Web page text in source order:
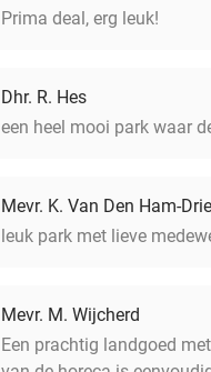
Prima deal, erg leuk!
Dhr. R. Hes
een heel mooi park waar
Mevr. K. Van Den Ham-
leuk park met lieve
Mevr. M. Wijcherd
Een prachtig landgoed